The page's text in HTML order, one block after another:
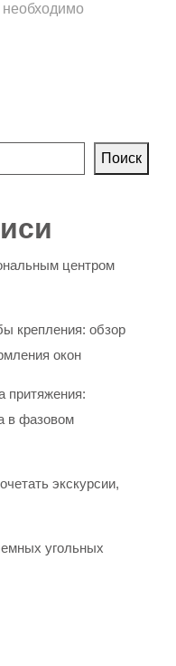
Поиск
центром
крепления: обзор
окон
притяжения:
в фазовом
экскурсии,
угольных